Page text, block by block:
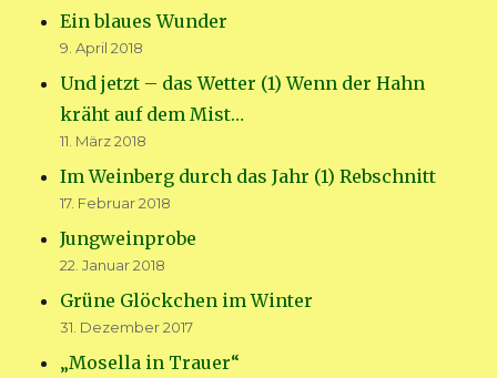
Ein blaues Wunder
9. April 2018
Und jetzt – das Wetter (1) Wenn der Hahn
kräht auf dem Mist…
11. März 2018
Im Weinberg durch das Jahr (1) Rebschnitt
17. Februar 2018
Jungweinprobe
22. Januar 2018
Grüne Glöckchen im Winter
31. Dezember 2017
„Mosella in Trauer“